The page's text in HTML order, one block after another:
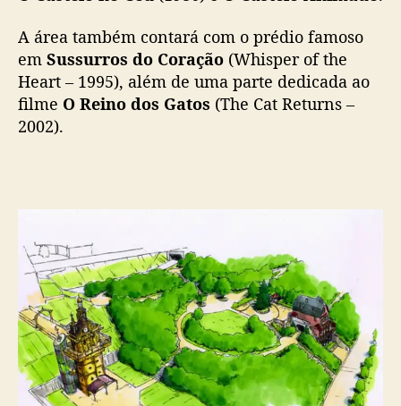
A área também contará com o prédio famoso
em Sussurros do Coração (Whisper of the
Heart – 1995), além de uma parte dedicada ao
filme O Reino dos Gatos (The Cat Returns –
2002).